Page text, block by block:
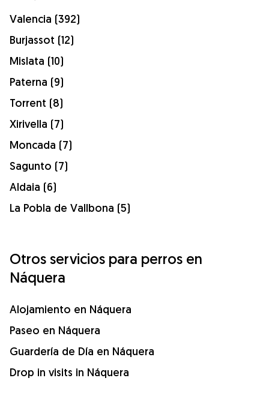
Valencia (392)
Burjassot (12)
Mislata (10)
Paterna (9)
Torrent (8)
Xirivella (7)
Moncada (7)
Sagunto (7)
Aldaia (6)
La Pobla de Vallbona (5)
Otros servicios para perros en
Náquera
Alojamiento en Náquera
Paseo en Náquera
Guardería de Día en Náquera
Drop in visits in Náquera